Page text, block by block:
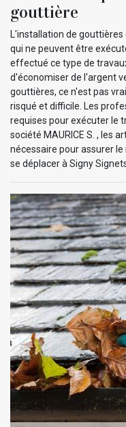
gouttière
L'installation de
qui ne peuvent être
effectué ce type de
d'économiser de l'argent
gouttières, ce n'est pas
risqué et difficile. Les
requises pour exécuter le
société MAURICE S. , les
nécessaire pour assurer
se déplacer à Signy